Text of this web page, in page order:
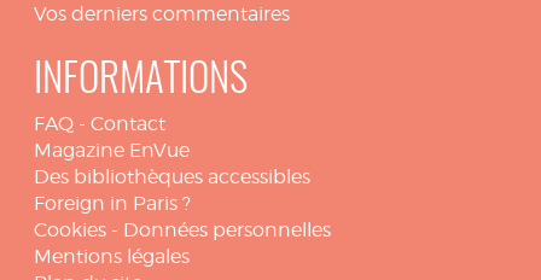
Vos derniers commentaires
INFORMATIONS
FAQ - Contact
Magazine EnVue
Des bibliothèques accessibles
Foreign in Paris ?
Cookies - Données personnelles
Mentions légales